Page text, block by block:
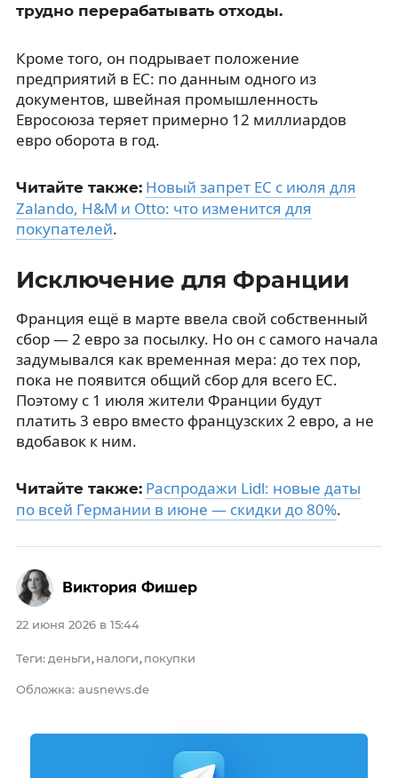
трудно перерабатывать отходы.
Кроме того, он подрывает положение
предприятий в ЕС: по данным одного из
документов, швейная промышленность
Евросоюза теряет примерно 12 миллиардов
евро оборота в год.
Читайте также: Новый запрет ЕС с июля для
Zalando, H&M и Otto: что изменится для
покупателей.
Исключение для Франции
Франция ещё в марте ввела свой собственный
сбор — 2 евро за посылку. Но он с самого начала
задумывался как временная мера: до тех пор,
пока не появится общий сбор для всего ЕС.
Поэтому с 1 июля жители Франции будут
платить 3 евро вместо французских 2 евро, а не
вдобавок к ним.
Читайте также: Распродажи Lidl: новые даты
по всей Германии в июне — скидки до 80%.
22 июня 2026 в 15:44
Теги: деньги, налоги, покупки
Обложка: ausnews.de
Виктория Фишер